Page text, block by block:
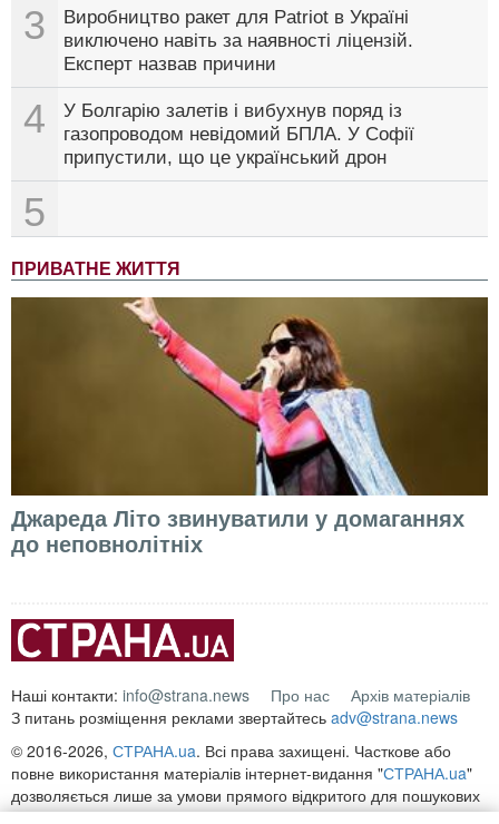
3
Виробництво ракет для Patriot в Україні
виключено навіть за наявності ліцензій.
Експерт назвав причини
4
У Болгарію залетів і вибухнув поряд із
газопроводом невідомий БПЛА. У Софії
припустили, що це український дрон
5
ПРИВАТНЕ ЖИТТЯ
Джареда Літо звинуватили у домаганнях
до неповнолітніх
Наші контакти: info@strana.news Про нас
Архів матеріалів
З питань розміщення реклами звертайтесь adv@strana.news
© 2016-2026, СТРАНА.ua. Всі права захищені. Часткове або
повне використання матеріалів інтернет-видання "СТРАНА.ua"
дозволяється лише за умови прямого відкритого для пошукових
систем гіперпосилання на безпосередню адресу матеріалу на